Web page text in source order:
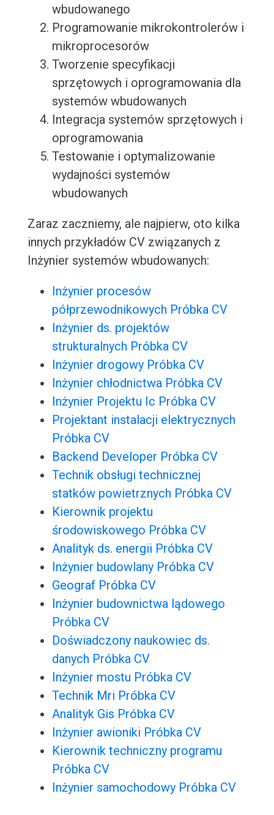
wbudowanego
Programowanie mikrokontrolerów i
mikroprocesorów
Tworzenie specyfikacji
sprzętowych i oprogramowania dla
systemów wbudowanych
Integracja systemów sprzętowych i
oprogramowania
Testowanie i optymalizowanie
wydajności systemów
wbudowanych
Zaraz zaczniemy, ale najpierw, oto kilka
innych przykładów CV związanych z
Inżynier systemów wbudowanych:
Inżynier procesów
półprzewodnikowych Próbka CV
Inżynier ds. projektów
strukturalnych Próbka CV
Inżynier drogowy Próbka CV
Inżynier chłodnictwa Próbka CV
Inżynier Projektu Ic Próbka CV
Projektant instalacji elektrycznych
Próbka CV
Backend Developer Próbka CV
Technik obsługi technicznej
statków powietrznych Próbka CV
Kierownik projektu
środowiskowego Próbka CV
Analityk ds. energii Próbka CV
Inżynier budowlany Próbka CV
Geograf Próbka CV
Inżynier budownictwa lądowego
Próbka CV
Doświadczony naukowiec ds.
danych Próbka CV
Inżynier mostu Próbka CV
Technik Mri Próbka CV
Analityk Gis Próbka CV
Inżynier awioniki Próbka CV
Kierownik techniczny programu
Próbka CV
Inżynier samochodowy Próbka CV